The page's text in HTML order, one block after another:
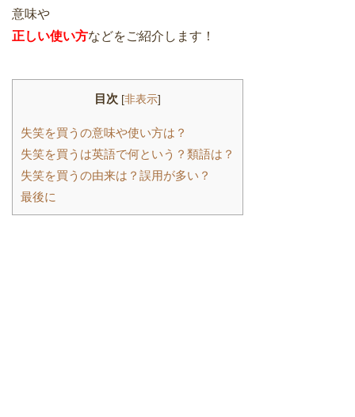
意味や
正しい使い方などをご紹介します！
目次 [非表示]
失笑を買うの意味や使い方は？
失笑を買うは英語で何という？類語は？
失笑を買うの由来は？誤用が多い？
最後に